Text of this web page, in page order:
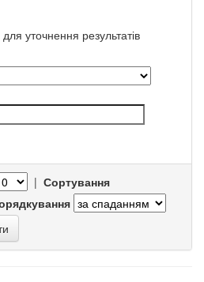
уточнення результатів
| Сортування